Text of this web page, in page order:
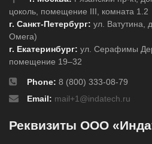
цоколь, помещение III, комната 1.2
г. Санкт-Петербург: ул.
Омега)
г. Екатеринбург: ул. Серафимы
помещение 19–32
Phone: 8 (800) 333-08-79
Email: mail+1@indatech.ru
Реквизиты ООО